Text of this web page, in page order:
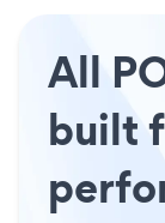
All
built